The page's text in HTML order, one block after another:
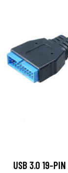
USB 3.0 19-